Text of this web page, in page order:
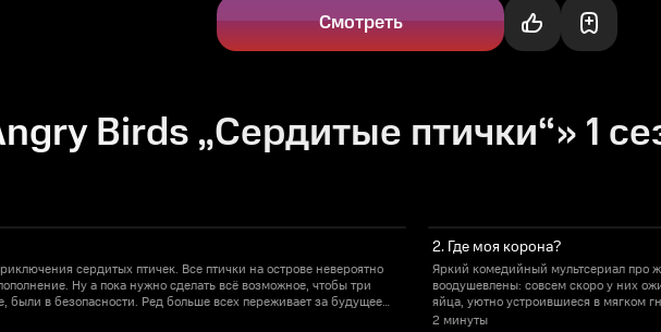
Смотреть
Birds „Сердитые птички“» 1
сердитых птичек. Все птички на острове невероятно
Ну а пока нужно сделать всё возможное, чтобы три
в безопасности. Ред больше всех переживает за будущее
яйца. И не зря. Коварные зелёные свиньи по поручению
2. Где моя корона?
Яркий комедийный мультсериал про
воодушевлены: совсем скоро у них
яйца, уютно устроившиеся в мягком
потомство и с полной
2 минуты